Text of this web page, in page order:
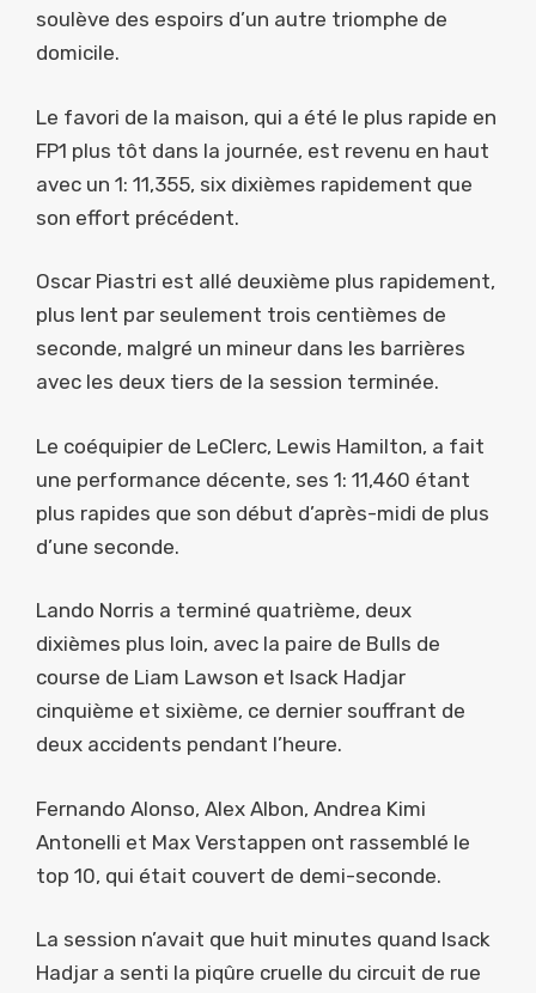
soulève des espoirs d’un autre triomphe de
domicile.
Le favori de la maison, qui a été le plus rapide en
FP1 plus tôt dans la journée, est revenu en haut
avec un 1: 11,355, six dixièmes rapidement que
son effort précédent.
Oscar Piastri est allé deuxième plus rapidement,
plus lent par seulement trois centièmes de
seconde, malgré un mineur dans les barrières
avec les deux tiers de la session terminée.
Le coéquipier de LeClerc, Lewis Hamilton, a fait
une performance décente, ses 1: 11,460 étant
plus rapides que son début d’après-midi de plus
d’une seconde.
Lando Norris a terminé quatrième, deux
dixièmes plus loin, avec la paire de Bulls de
course de Liam Lawson et Isack Hadjar
cinquième et sixième, ce dernier souffrant de
deux accidents pendant l’heure.
Fernando Alonso, Alex Albon, Andrea Kimi
Antonelli et Max Verstappen ont rassemblé le
top 10, qui était couvert de demi-seconde.
La session n’avait que huit minutes quand Isack
Hadjar a senti la piqûre cruelle du circuit de rue